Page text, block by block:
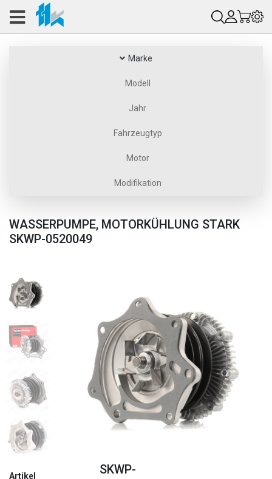
Marke
Modell
Jahr
Fahrzeugtyp
Motor
Modifikation
WASSERPUMPE, MOTORKÜHLUNG STARK
SKWP-0520049
Zurück
Artikel
SKWP-